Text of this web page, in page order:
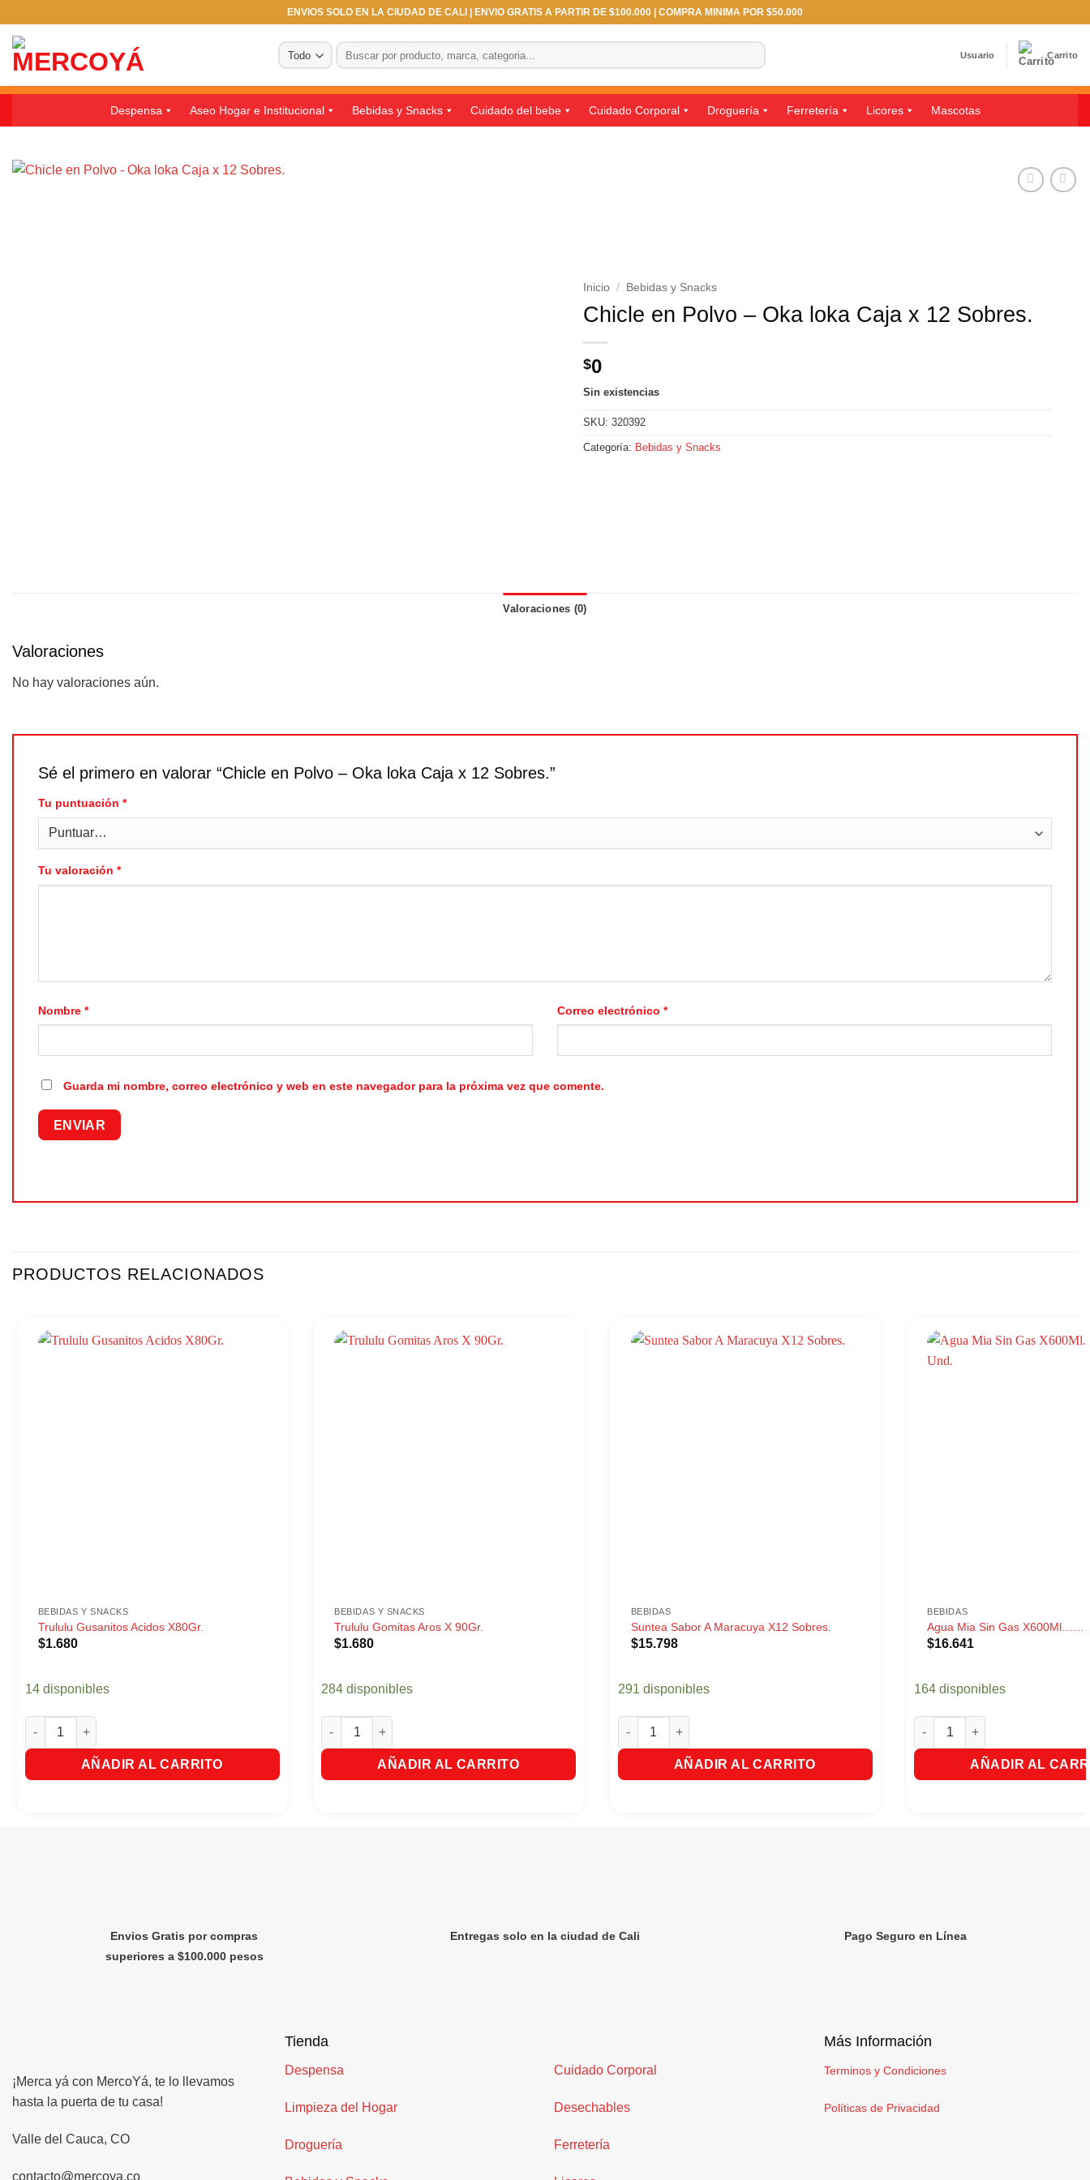
contenido
ENVIOS SOLO EN LA CIUDAD DE CALI | ENVIO GRATIS A PARTIR DE $100.000 | COMPRA MINIMA POR $50.000
Buscar
por:
Usuario Carrito
Despensa Aseo Hogar e Institucional Bebidas y Snacks Cuidado del bebe Cuidado Corporal Droguería Ferretería Licores Mascotas
Inicio / Bebidas y Snacks
Chicle en Polvo – Oka loka Caja x 12 Sobres.
$0
Sin existencias
SKU:320392
Categoría: Bebidas y Snacks
Valoraciones (0)
Valoraciones
No hay valoraciones aún.
Sé el primero en valorar “Chicle en Polvo – Oka loka Caja x 12 Sobres.”
Tu puntuación *
Tu valoración *
Nombre * Correo electrónico *
Guarda mi nombre, correo electrónico y web en este navegador para la próxima vez que comente.
PRODUCTOS RELACIONADOS
BEBIDAS Y SNACKS
Trululu Gusanitos Acidos X80Gr.
$1.680
14 disponibles
Trululu Gusanitos Acidos X80Gr. cantidad
AÑADIR AL CARRITO
BEBIDAS Y SNACKS
Trululu Gomitas Aros X 90Gr.
$1.680
284 disponibles
Trululu Gomitas Aros X 90Gr. cantidad
AÑADIR AL CARRITO
BEBIDAS
Suntea Sabor A Maracuya X12 Sobres.
$15.798
291 disponibles
Suntea Sabor A Maracuya X12 Sobres. cantidad
AÑADIR AL CARRITO
BEBIDAS
Agua Mia Sin Gas
$16.641
164 disponibles
Agua Mia Sin Gas
AÑADIR AL
Envios Gratis por compras
superiores a $100.000 pesos
Entregas solo en la ciudad de Cali Pago Seguro en Línea
¡Merca yá con MercoYá, te lo llevamos
hasta la puerta de tu casa!
Valle del Cauca, CO
contacto@mercoya.co
Tienda
Despensa
Limpieza del Hogar
Droguería
Cuidado Corporal
Desechables
Ferretería
Más Información
Terminos y Condiciones
Políticas de Privacidad